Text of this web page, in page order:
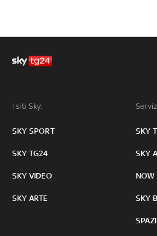
I siti Sky:
SKY SPORT
SKY TG24
SKY VIDEO
SKY ARTE
SKY
SKY
NOW
SKY